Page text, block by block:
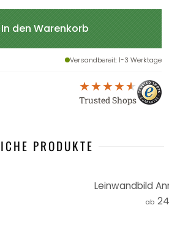
In den Warenkorb
Versandbereit: 1-3 Werktage
Trusted Shops
PRODUKTE
Leinwandbild
ab